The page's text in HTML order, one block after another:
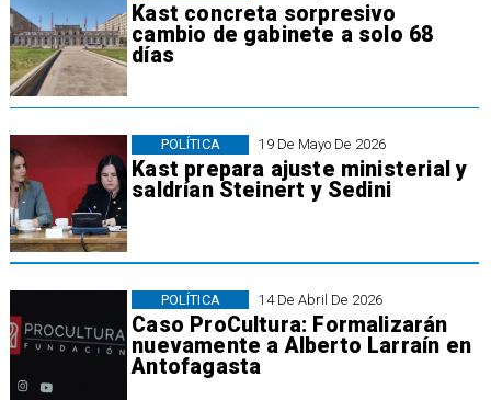
Kast concreta sorpresivo
cambio de gabinete a solo 68
días
19 De Mayo De 2026
Kast prepara ajuste ministerial y
saldrían Steinert y Sedini
POLÍTICA
14 De Abril De 2026
​Caso ProCultura: Formalizarán
nuevamente a Alberto Larraín en
Antofagasta
POLÍTICA